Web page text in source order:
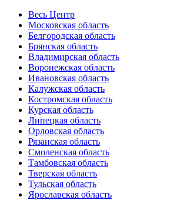
Весь Центр
Московская область
Белгородская область
Брянская область
Владимирская область
Воронежская область
Ивановская область
Калужская область
Костромская область
Курская область
Липецкая область
Орловская область
Рязанская область
Смоленская область
Тамбовская область
Тверская область
Тульская область
Ярославская область